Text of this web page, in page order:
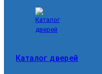
Каталог дверей